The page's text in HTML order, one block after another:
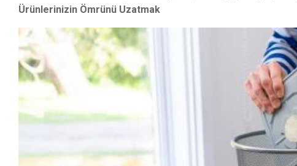
Ürünlerinizin Ömrünü Uzatmak